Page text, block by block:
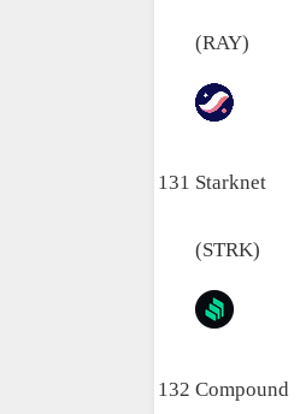
(RAY)
131 Starknet
(STRK)
132 Compound